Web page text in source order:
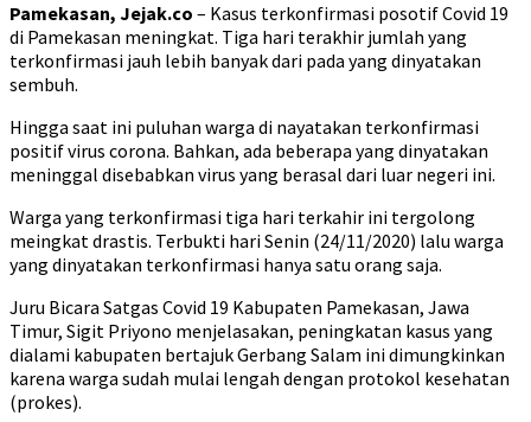
Pamekasan, Jejak.co – Kasus terkonfirmasi posotif Covid 19
di Pamekasan meningkat. Tiga hari terakhir jumlah yang
terkonfirmasi jauh lebih banyak dari pada yang dinyatakan
sembuh.
Hingga saat ini puluhan warga di nayatakan terkonfirmasi
positif virus corona. Bahkan, ada beberapa yang dinyatakan
meninggal disebabkan virus yang berasal dari luar negeri ini.
Warga yang terkonfirmasi tiga hari terkahir ini tergolong
meingkat drastis. Terbukti hari Senin (24/11/2020) lalu warga
yang dinyatakan terkonfirmasi hanya satu orang saja.
Juru Bicara Satgas Covid 19 Kabupaten Pamekasan, Jawa
Timur, Sigit Priyono menjelasakan, peningkatan kasus yang
dialami kabupaten bertajuk Gerbang Salam ini dimungkinkan
karena warga sudah mulai lengah dengan protokol kesehatan
(prokes).